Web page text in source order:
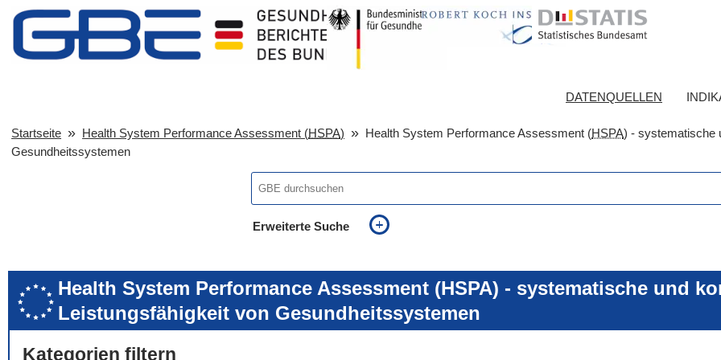
DATENQUELLEN
Startseite Health System Performance Assessment (HSPA) Health System Performance Assessment (HSPA) - systematische
Gesundheitssystemen
Erweiterte Suche
... genau diesen Ausdruck
auch ähnlich geschriebenes einbeziehen
Health System Performance Assessment (HSPA) - systematische und
Leistungsfähigkeit von Gesundheitssystemen
Kategorien filtern